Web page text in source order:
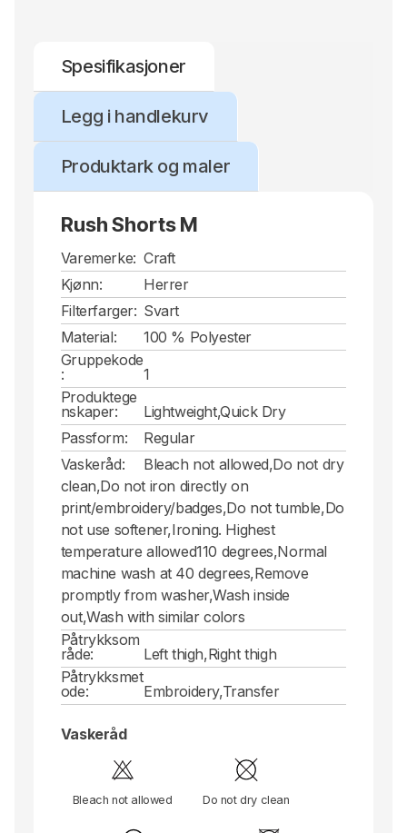
Spesifikasjoner
Legg i handlekurv
Produktark og maler
Rush Shorts M
Varemerke: Craft
Kjønn:
Herrer
Filterfarger: Svart
Material:
100 % Polyester
Gruppekode
:
1
Produktege
nskaper:
Lightweight,Quick Dry
Passform:
Regular
Vaskeråd:
Bleach not allowed,Do not dry
clean,Do not iron directly on
print/embroidery/badges,Do not tumble,Do
not use softener,Ironing. Highest
temperature allowed110 degrees,Normal
machine wash at 40 degrees,Remove
promptly from washer,Wash inside
out,Wash with similar colors
Påtrykksom
råde:
Left thigh,Right thigh
Påtrykksmet
ode:
Embroidery,Transfer
Vaskeråd
Bleach not allowed Do not dry clean